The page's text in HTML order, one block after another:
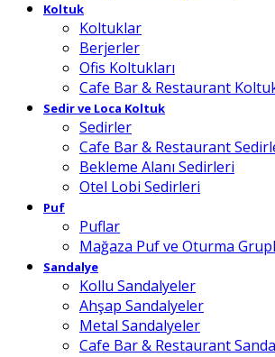
Koltuk
Koltuklar
Berjerler
Ofis Koltukları
Cafe Bar & Restaurant
Sedir ve Loca Koltuk
Sedirler
Cafe Bar & Restaurant
Bekleme Alanı Sedirleri
Otel Lobi Sedirleri
Puf
Puflar
Mağaza Puf ve Oturma
Sandalye
Kollu Sandalyeler
Ahşap Sandalyeler
Metal Sandalyeler
Cafe Bar & Restaurant